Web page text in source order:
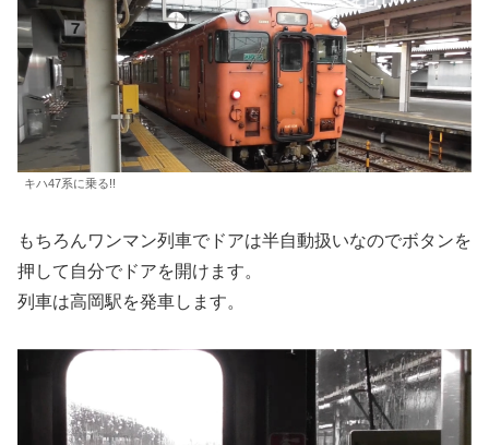
キハ47系に乗る!!
もちろんワンマン列車でドアは半自動扱いなのでボタンを
押して自分でドアを開けます。
列車は高岡駅を発車します。